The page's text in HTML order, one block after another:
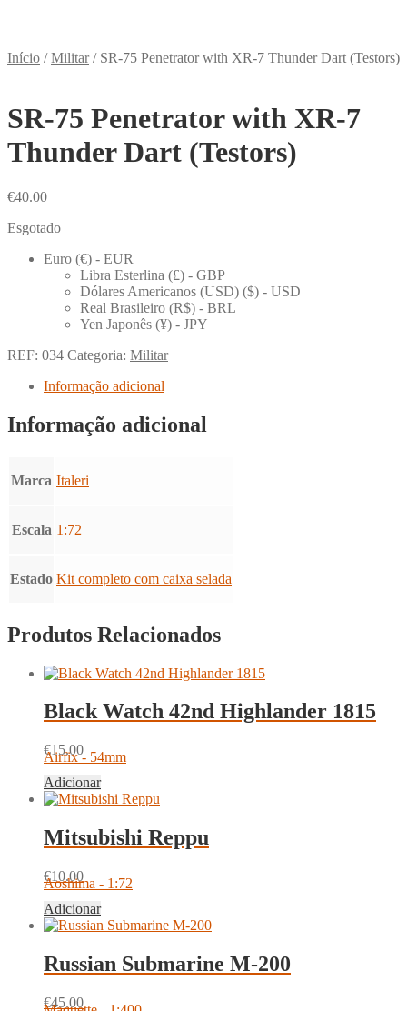
Início /Militar/ SR-75 Penetrator with XR-7 Thunder Dart (Testors)
SR-75 Penetrator with XR-7
Thunder Dart (Testors)
€40.00
Esgotado
Euro (€) - EUR
Libra Esterlina (£) - GBP
Dólares Americanos (USD) ($) - USD
Real Brasileiro (R$) - BRL
Yen Japonês (¥) - JPY
REF: 034 Categoria: Militar
Informação adicional
Informação adicional
Marca Italeri
Escala 1:72
Estado Kit completo com caixa selada
Produtos Relacionados
Black Watch 42nd Highlander 1815
€15.00
Airfix - 54mm
Adicionar
Mitsubishi Reppu
€10.00
Aoshima - 1:72
Adicionar
Russian Submarine M-200
€45.00